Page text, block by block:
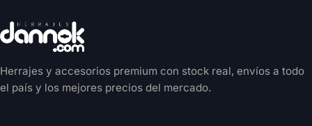
Herrajes y accesorios premium con stock real, envíos a todo
el país y los mejores precios del mercado.